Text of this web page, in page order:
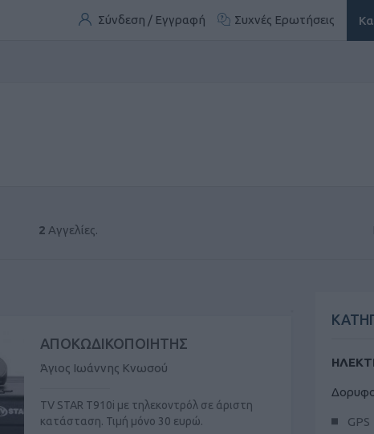
Σύνδεση / Εγγραφή Συχνές Ερωτήσεις
2 Αγγελίες.
ΑΠΟΚΩΔΙΚΟΠΟΙΗΤHΣ
Άγιος Ιωάννης Κνωσού
TV STAR T910i με τηλεκοντρόλ σε άριστη
κατάσταση. Τιμή μόνο 30 ευρώ.
GPS